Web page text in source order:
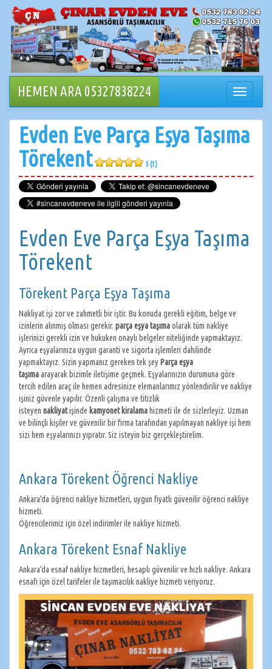
İçeriğe
geçin
HEMEN ARA 05327838224
değiştir
Evden Eve Parça Eşya Taşıma
Törekent
5 (1)
Evden Eve Parça Eşya Taşıma
Törekent
Törekent Parça Eşya Taşıma
Nakliyat işi zor ve zahmetli bir iştir. Bu konuda gerekli eğitim, belge ve
izinlerin alınmış olması gerekir. parça eşya taşımaolarak tüm nakliye
işlerinizi gerekli izin ve hukuken onaylı belgeler niteliğinde yapmaktayız.
Ayrıca eşyalarınıza uygun garanti ve sigorta işlemleri dahilinde
yapmaktayız. Sizin yapmanız gereken tek şeyParça eşya
taşımaarayarak bizimle iletişime geçmek. Eşyalarınızın durumuna göre
tercih edilen araç ile hemen adresinize elemanlarımız yönlendirilir ve nakliye
işiniz güvenle yapılır. Özenli çalışma ve titizlik
isteyen nakliyatişinde kamyonet kiralama hizmeti ile de sizlerleyiz. Uzman
ve bilinçli kişiler ve güvenilir bir firma tarafından yapılmayan nakliye işi hem
sizi hem eşyalarınızı yıpratır. Siz isteyin biz gerçekleştirelim.
Ankara Törekent Öğrenci Nakliye
Ankara’da öğrenci nakliye hizmetleri, uygun fiyatlı güvenilir öğrenci nakliye
hizmeti.
Öğrencilerimiz için özel indirimler ile nakliye hizmeti.
Ankara Törekent Esnaf Nakliye
Ankara’da esnaf nakliye hizmetleri, hesaplı güvenilir ve hızlı nakliye. Ankara
esnafı için özel tarifeler ile taşımacılık nakliye hizmeti veriyoruz.